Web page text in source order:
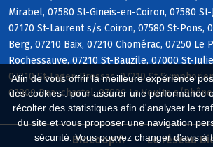
Afin de vous offrir la meilleure expérience
des cookies : pour assurer une performance
récolter des statistiques afin d'analyser le
du site et vous proposer une navigation
sécurité. Vous pouvez changer d'avis à
Mirabel, 07580 St-Gineis-en-Coiron, 07580
07170 St-Laurent s/s Coiron, 07580 St-Pons,
Berg, 07210 Baix, 07210 Chomérac, 07250 Le
Rochessauve, 07210 St-Bauzile, 07000 St-
07210 St-Lager-Bressac, 07210 St-
07800 Beauchastel, 07800 La Voulte s/Rhône
Biocoop.fr Le réseau